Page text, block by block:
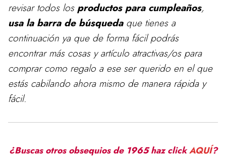
revisar todos los productos para cumpleaños,
usa la barra de búsquedaque tienes a
continuación ya que de forma fácil podrás
encontrar más cosas y artículo atractivas/os para
comprar como regalo a ese ser querido en el que
estás cabilando ahora mismo de manera rápida y
fácil.
¿Buscas otros obsequios de 1965 haz clickAQUÍ?